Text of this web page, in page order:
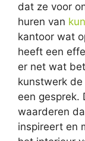
dat ze voor
huren van
kantoor wat
heeft een
er net wat
kunstwerk
een gesprek.
waarderen
inspireert en